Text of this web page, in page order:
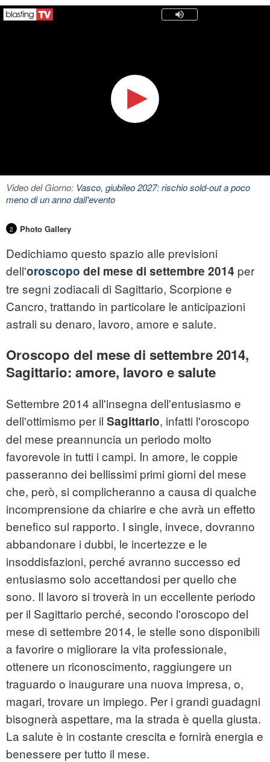
Video del Giorno: Vasco, giubileo 2027: rischio sold-out a poco
meno di un anno dall'evento
2 Photo Gallery
Dedichiamo questo spazio alle previsioni
dell'oroscopo del mese di settembre 2014 per
tre segni zodiacali di Sagittario, Scorpione e
Cancro, trattando in particolare le anticipazioni
astrali su denaro, lavoro, amore e salute.
Oroscopo del mese di settembre 2014,
Sagittario: amore, lavoro e salute
Settembre 2014 all'insegna dell'entusiasmo e
dell'ottimismo per il Sagittario, infatti l'oroscopo
del mese preannuncia un periodo molto
favorevole in tutti i campi. In amore, le coppie
passeranno dei bellissimi primi giorni del mese
che, però, si complicheranno a causa di qualche
incomprensione da chiarire e che avrà un effetto
benefico sul rapporto. I single, invece, dovranno
abbandonare i dubbi, le incertezze e le
insoddisfazioni, perché avranno successo ed
entusiasmo solo accettandosi per quello che
sono. Il lavoro si troverà in un eccellente periodo
per il Sagittario perché, secondo l'oroscopo del
mese di settembre 2014, le stelle sono disponibili
a favorire o migliorare la vita professionale,
ottenere un riconoscimento, raggiungere un
traguardo o inaugurare una nuova impresa, o,
magari, trovare un impiego. Per i grandi guadagni
bisognerà aspettare, ma la strada è quella giusta.
La salute è in costante crescita e fornirà energia e
benessere per tutto il mese.